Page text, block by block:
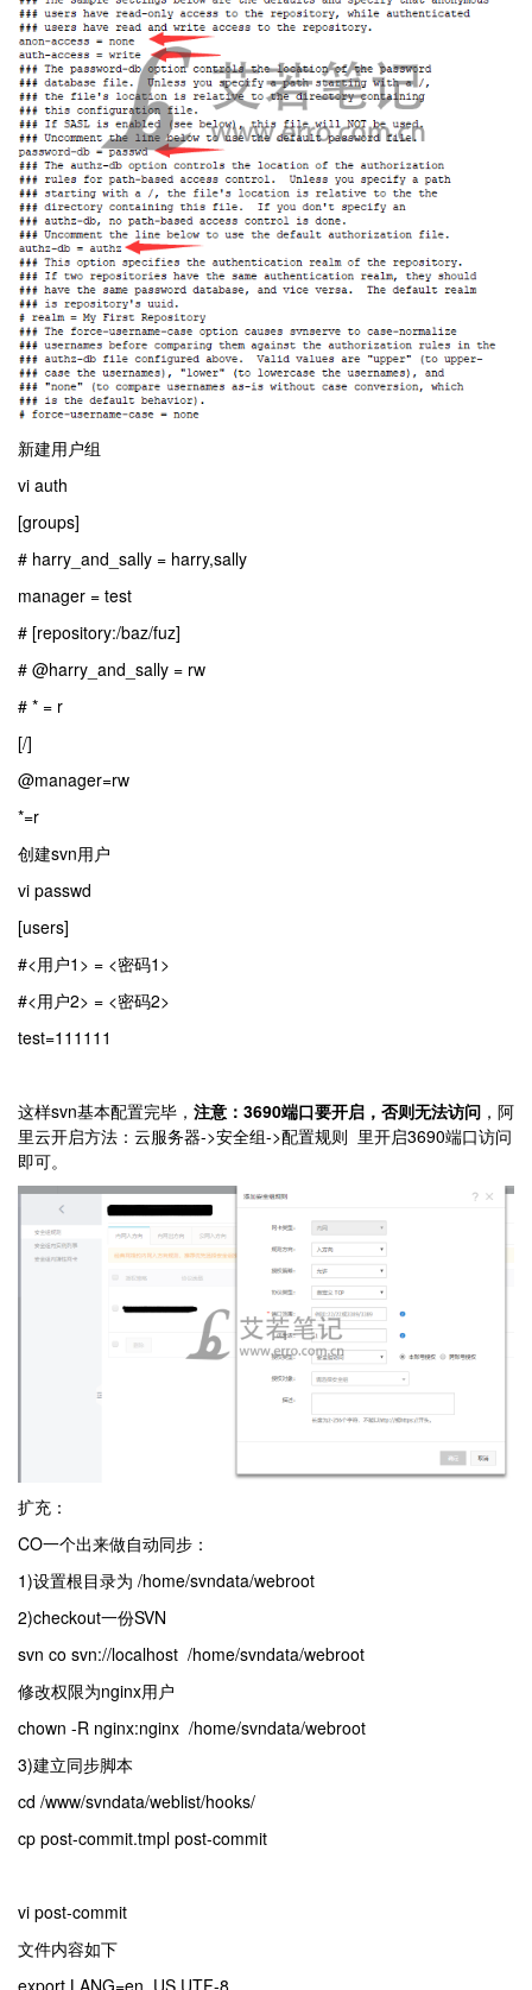
新建用户组
vi auth
[groups]
# harry_and_sally = harry,sally
manager = test
# [repository:/baz/fuz]
# @harry_and_sally = rw
# * = r
[/]
@manager=rw
*=r
创建svn用户
vi passwd
[users]
#<用户1> = <密码1>
#<用户2> = <密码2>
test=111111
这样svn基本配置完毕， 注意： 3690端口要开启，否则无法访问 ，阿
里云开启方法：云服务器->安全组->配置规则 里开启3690端口访问
即可。
扩充：
CO一个出来做自动同步：
1)设置根目录为 /home/svndata/webroot
2)checkout一份SVN
svn co svn://localhost /home/svndata/webroot
修改权限为nginx用户
chown -R nginx:nginx /home/svndata/webroot
3)建立同步脚本
cd /www/svndata/weblist/hooks/
cp post-commit.tmpl post-commit
vi post-commit
文件内容如下